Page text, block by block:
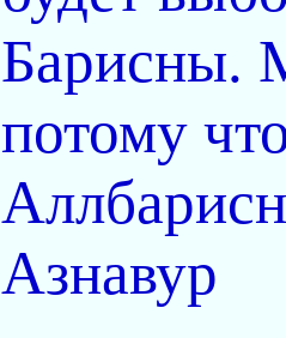
Барисны.
потому
Азнавур